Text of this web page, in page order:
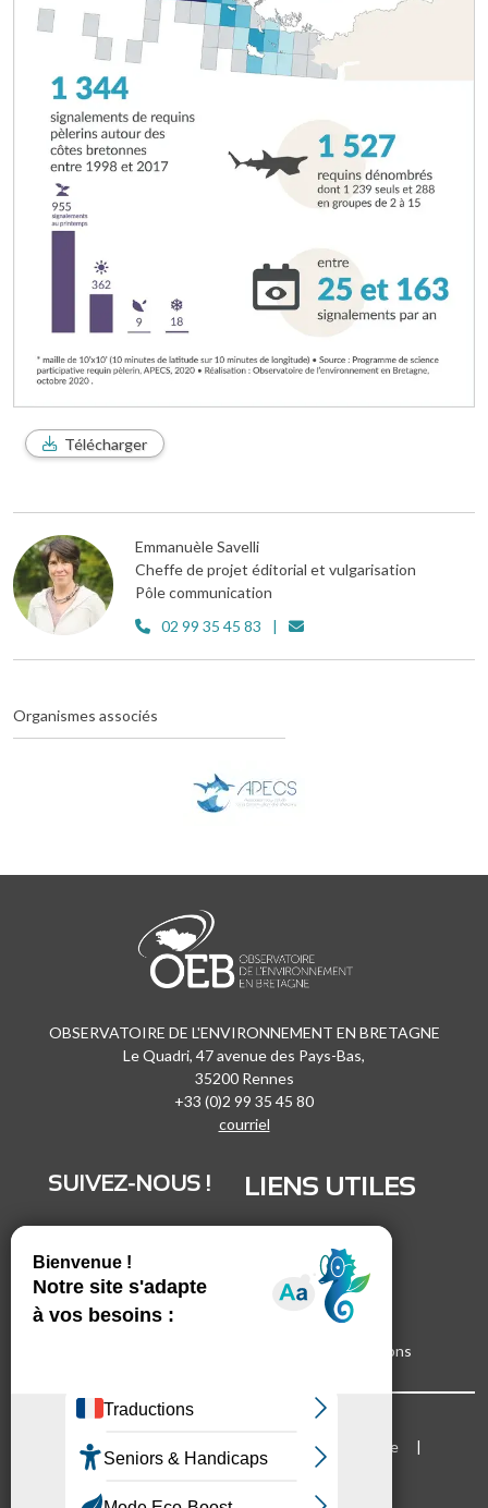
Télécharger
Emmanuèle Savelli
Cheffe de projet éditorial et vulgarisation
Pôle communication
02 99 35 45 83
Organismes associés
OBSERVATOIRE DE L'ENVIRONNEMENT EN BRETAGNE
Le Quadri, 47 avenue des Pays-Bas,
35200 Rennes
+33 (0)2 99 35 45 80
courriel
SUIVEZ-NOUS !
Vimeo
Facebook
LIENS UTILES
Marchés publics
Espace presse
Inscrivez-vous à nos lettres d'informations
Mentions légales Plan du site